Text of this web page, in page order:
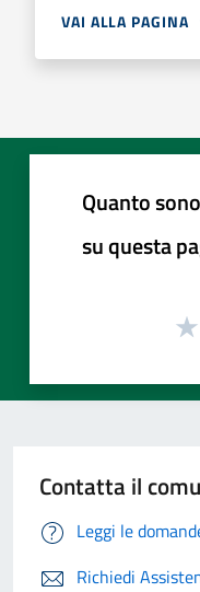
VAI ALLA PAGINA
Quanto
su questa
Contatta il
Leggi le
Richiedi